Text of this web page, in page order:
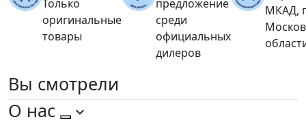
Только
оригинальные
товары
предложение
среди
официальных
дилеров
МКАД,
Вы смотрели
О нас